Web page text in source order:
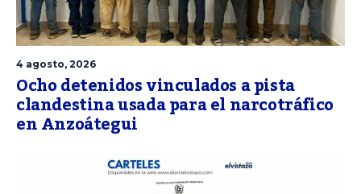
4 agosto, 2026
Ocho detenidos vinculados a pista
clandestina usada para el narcotráfico
en Anzoátegui